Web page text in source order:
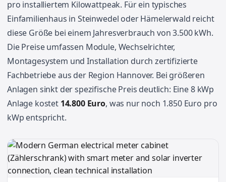
pro installiertem Kilowattpeak. Für ein typisches
Einfamilienhaus in Steinwedel oder Hämelerwald reicht
diese Größe bei einem Jahresverbrauch von 3.500 kWh.
Die Preise umfassen Module, Wechselrichter,
Montagesystem und Installation durch zertifizierte
Fachbetriebe aus der Region Hannover. Bei größeren
Anlagen sinkt der spezifische Preis deutlich: Eine 8 kWp
Anlage kostet 14.800 Euro, was nur noch 1.850 Euro pro
kWp entspricht.